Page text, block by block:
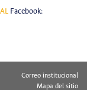
Facebook:
Correo institucional
Mapa del sitio